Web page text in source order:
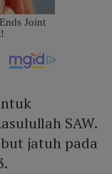
SAW.
jatuh pada